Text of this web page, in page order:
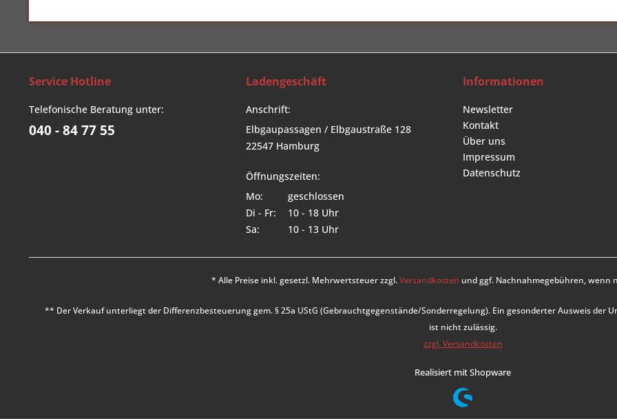
Service Hotline
Telefonische Beratung unter:
040 - 84 77 55
Ladengeschäft
Anschrift:
Elbgaupassagen / Elbgaustraße 128
22547 Hamburg
Öffnungszeiten:
Mo:
geschlossen
Di - Fr:
10 - 18 Uhr
Sa:
10 - 13 Uhr
Informationen
Newsletter
Kontakt
Über uns
Impressum
Datenschutz
* Alle Preise inkl. gesetzl. Mehrwertsteuer zzgl.Versandkosten und ggf. Nachnahmegebühren, wenn
** Der Verkauf unterliegt der Differenzbesteuerung gem. § 25a UStG (Gebrauchtgegenstände/Sonderregelung). Ein gesonderter Ausweis der
ist nicht zulässig.
zzgl. Versandkosten
Realisiert mit Shopware